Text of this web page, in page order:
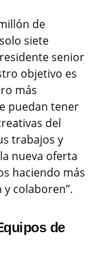
de
siete
senior
objetivo es
más
puedan tener
del
trabajos y
nueva oferta
haciendo más
colaboren”.
de